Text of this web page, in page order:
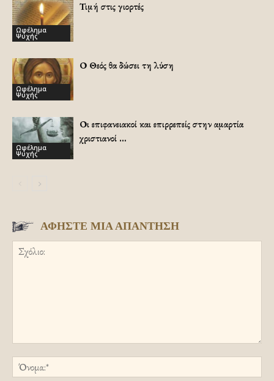
Ωφέλημα
Ψυχής
Τιμή στις γιορτές
Ωφέλημα
Ψυχής
Ο Θεός θα δώσει τη λύση
Ωφέλημα
Ψυχής
Οι επιφανειακοί και επιρρεπείς στην αμαρτία
χριστιανοί …
ΑΦΗΣΤΕ ΜΙΑ ΑΠΑΝΤΗΣΗ